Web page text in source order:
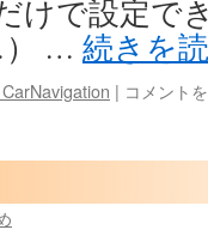
で設定で
） … 続きを
| M-
ロ
ー
コメント